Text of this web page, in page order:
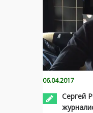
06.04.2017
Сергей